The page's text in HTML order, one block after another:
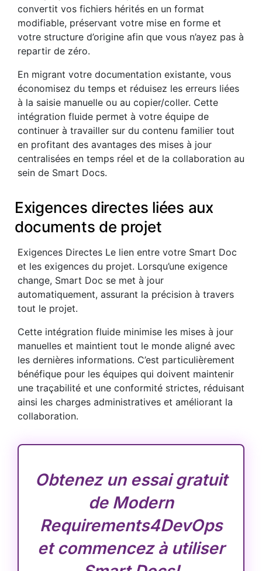
convertit vos fichiers hérités en un format
modifiable, préservant votre mise en forme et
votre structure d’origine afin que vous n’ayez pas à
repartir de zéro.
En migrant votre documentation existante, vous
économisez du temps et réduisez les erreurs liées
à la saisie manuelle ou au copier/coller. Cette
intégration fluide permet à votre équipe de
continuer à travailler sur du contenu familier tout
en profitant des avantages des mises à jour
centralisées en temps réel et de la collaboration au
sein de Smart Docs.
Exigences directes liées aux
documents de projet
Exigences Directes Le lien entre votre Smart Doc
et les exigences du projet. Lorsqu’une exigence
change, Smart Doc se met à jour
automatiquement, assurant la précision à travers
tout le projet.
Cette intégration fluide minimise les mises à jour
manuelles et maintient tout le monde aligné avec
les dernières informations. C’est particulièrement
bénéfique pour les équipes qui doivent maintenir
une traçabilité et une conformité strictes, réduisant
ainsi les charges administratives et améliorant la
collaboration.
Obtenez un essai gratuit
de Modern
Requirements4DevOps
et commencez à utiliser